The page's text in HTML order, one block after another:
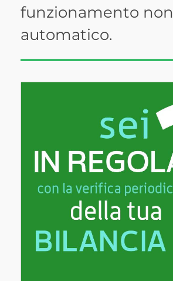
funzionamento non
automatico.